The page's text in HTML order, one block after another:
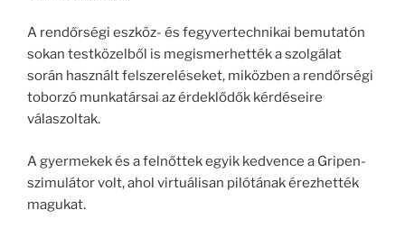
A rendőrségi eszköz- és fegyvertechnikai bemutatón
sokan testközelből is megismerhették a szolgálat
során használt felszereléseket, miközben a rendőrségi
toborzó munkatársai az érdeklődők kérdéseire
válaszoltak.
A gyermekek és a felnőttek egyik kedvence a Gripen-
szimulátor volt, ahol virtuálisan pilótának érezhették
magukat.